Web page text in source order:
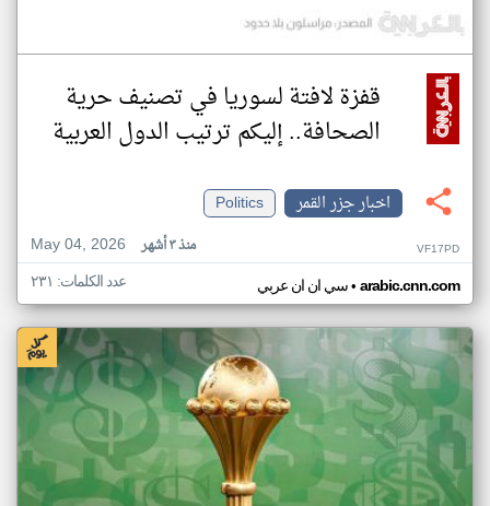
قفزة لافتة لسوريا في تصنيف حرية
الصحافة.. إليكم ترتيب الدول العربية
اخبار جزر القمر
Politics
May 04, 2026
منذ ٣ أشهر VF17PD
سي ان ان عربي• arabic.cnn.com عدد الكلمات: ٢٣١